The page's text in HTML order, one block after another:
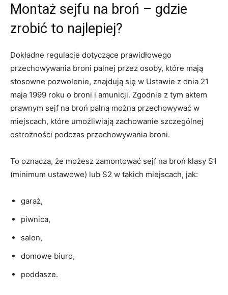
Montaż sejfu na broń – gdzie
zrobić to najlepiej?
Dokładne regulacje dotyczące prawidłowego
przechowywania broni palnej przez osoby, które mają
stosowne pozwolenie, znajdują się w Ustawie z dnia 21
maja 1999 roku o broni i amunicji. Zgodnie z tym aktem
prawnym sejf na broń palną można przechowywać w
miejscach, które umożliwiają zachowanie szczególnej
ostrożności podczas przechowywania broni.
To oznacza, że możesz zamontować sejf na broń klasy S1
(minimum ustawowe) lub S2 w takich miejscach, jak:
garaż,
piwnica,
salon,
domowe biuro,
poddasze.